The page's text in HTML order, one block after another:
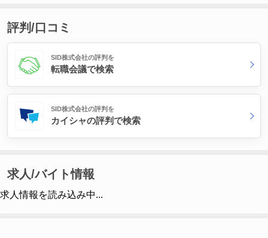
評判/口コミ
SID株式会社の評判を
転職会議で検索
SID株式会社の評判を
カイシャの評判で検索
求人/バイト情報
求人情報を読み込み中...